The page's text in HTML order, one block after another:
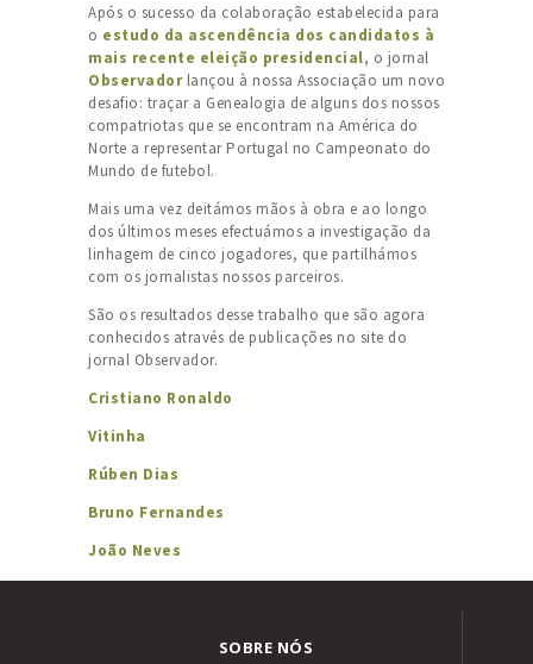
Após o sucesso da colaboração estabelecida para
o estudo da ascendência dos candidatos à
mais recente eleição presidencial, o jornal
Observadorlançou à nossa Associação um novo
desafio: traçar a Genealogia de alguns dos nossos
compatriotas que se encontram na América do
Norte a representar Portugal no Campeonato do
Mundo de futebol.
Mais uma vez deitámos mãos à obra e ao longo
dos últimos meses efectuámos a investigação da
linhagem de cinco jogadores, que partilhámos
com os jornalistas nossos parceiros.
São os resultados desse trabalho que são agora
conhecidos através de publicações no site do
jornal Observador.
Cristiano Ronaldo
Vitinha
Rúben Dias
Bruno Fernandes
João Neves
SOBRE NÓS